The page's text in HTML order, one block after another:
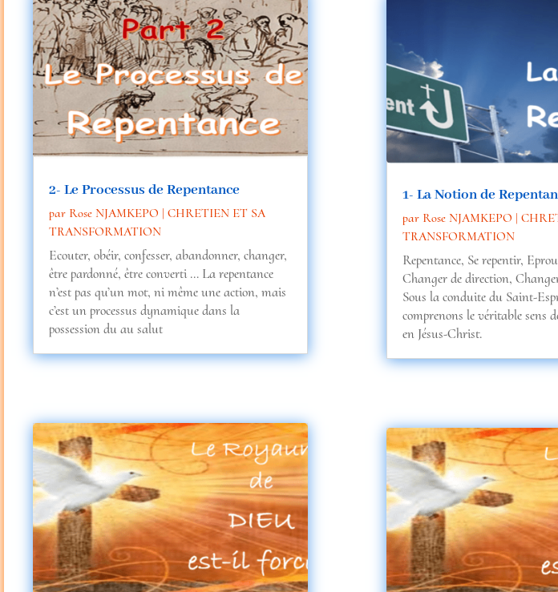
2- Le Processus de Repentance
par Rose NJAMKEPO |CHRETIEN ET SA
TRANSFORMATION
Ecouter, obéir, confesser, abandonner, changer,
être pardonné, être converti … La repentance
n’est pas qu’un mot, ni même une action, mais
c’est un processus dynamique dans la
possession du au salut
1- La Notion de
par Rose NJAMKEPO |
TRANSFORMATION
Repentance, Se repentir,
Changer de direction,
Sous la conduite du Saint-
comprenons le véritable sens
en Jésus-Christ.